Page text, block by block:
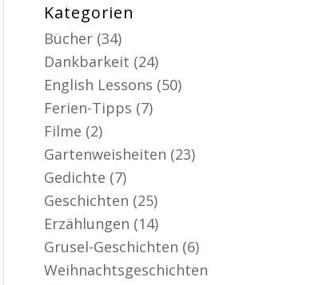
Kategorien
Bücher (34)
Dankbarkeit (24)
English Lessons (50)
Ferien-Tipps (7)
Filme (2)
Gartenweisheiten (23)
Gedichte (7)
Geschichten (25)
Erzählungen (14)
Grusel-Geschichten (6)
Weihnachtsgeschichten